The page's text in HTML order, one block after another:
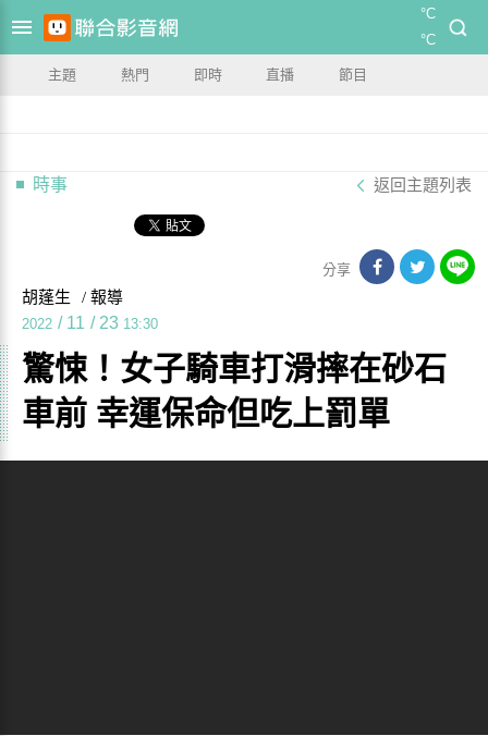
°C
°C
主題 熱門 即時 直播 節目
時事 返回主題列表
分享
胡蓬生 / 報導
2022 / 11 / 23 13:30
驚悚！女子騎車打滑摔在砂石
車前 幸運保命但吃上罰單